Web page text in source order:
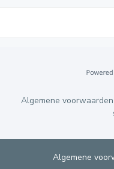
Algemene voorwaarden
Algemene